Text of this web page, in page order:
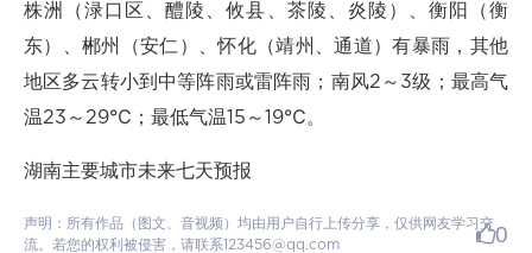
株洲（渌口区、醴陵、攸县、茶陵、炎陵）、衡阳（衡
东）、郴州（安仁）、怀化（靖州、通道）有暴雨，其他
地区多云转小到中等阵雨或雷阵雨；南风2～3级；最高气
温23～29℃；最低气温15～19℃。
湖南主要城市未来七天预报
声明：所有作品（图文、音视频）均由用户自行上传分享，仅供网友学习交
流。若您的权利被侵害，请联系123456@qq.com
0